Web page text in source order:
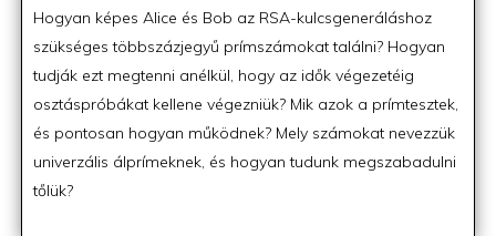
on
Hogyan képes Alice és Bob az RSA-kulcsgeneráláshoz
szükséges többszázjegyű prímszámokat találni? Hogyan
tudják ezt megtenni anélkül, hogy az idők végezetéig
osztáspróbákat kellene végezniük? Mik azok a prímtesztek,
és pontosan hogyan működnek? Mely számokat nevezzük
univerzális álprímeknek, és hogyan tudunk megszabadulni
tőlük?